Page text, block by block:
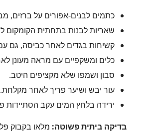
כתמים לבנים-אפורים על ברזים,
שאריות לבנות בתחתית הקומקום
קשיחות בגדים לאחר כביסה, גם
כלים ומשקפיים עם מראה מעונן
סבון ושמפו שלא מקציפים היטב.
עור יבש ושיער פריך לאחר מקלחת.
ירידה בלחץ המים עקב הסתיידות
בדיקה ביתית פשוטה: